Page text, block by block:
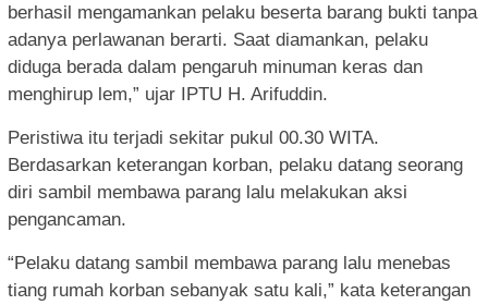
berhasil mengamankan pelaku beserta barang bukti tanpa
adanya perlawanan berarti. Saat diamankan, pelaku
diduga berada dalam pengaruh minuman keras dan
menghirup lem,” ujar IPTU H. Arifuddin.
Peristiwa itu terjadi sekitar pukul 00.30 WITA.
Berdasarkan keterangan korban, pelaku datang seorang
diri sambil membawa parang lalu melakukan aksi
pengancaman.
“Pelaku datang sambil membawa parang lalu menebas
tiang rumah korban sebanyak satu kali,” kata keterangan